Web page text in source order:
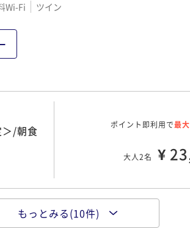
～ポ
¥
約50種
ポイント即利用で 最
大人2名 ¥
を楽し
ポイント即利用で
Wi-Fi ツイン
＞/朝食
ポイント即利用で最
大人2名 ¥
事前決
もっとみる(10件)